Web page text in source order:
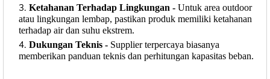
Ketahanan Terhadap Lingkungan - Untuk area outdoor
atau lingkungan lembap, pastikan produk memiliki ketahanan
terhadap air dan suhu ekstrem.
Dukungan Teknis - Supplier terpercaya biasanya
memberikan panduan teknis dan perhitungan kapasitas beban.